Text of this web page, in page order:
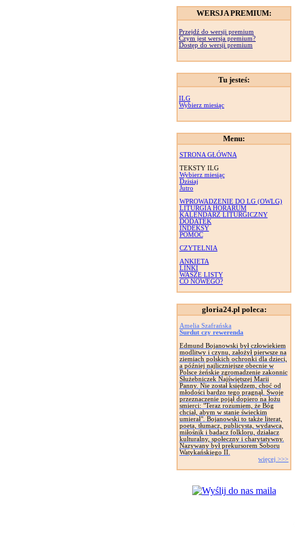
WERSJA PREMIUM:
Przejdź do wersji premium
Czym jest wersja premium?
Dostęp do wersji premium
Tu jesteś:
ILG
Wybierz miesiąc
Menu:
STRONA GŁÓWNA
TEKSTY ILG
Wybierz miesiąc
Dzisiaj
Jutro
WPROWADZENIE DO LG (OWLG)
LITURGIA HORARUM
KALENDARZ LITURGICZNY
DODATEK
INDEKSY
POMOC
CZYTELNIA
ANKIETA
LINKI
WASZE LISTY
CO NOWEGO?
gloria24.pl poleca:
Amelia Szafrańska
Surdut czy rewerenda
Edmund Bojanowski był człowiekiem
modlitwy i czynu, założył pierwsze na
ziemiach polskich ochronki dla dzieci,
a później najliczniejsze obecnie w
Polsce żeńskie zgromadzenie zakonnic
Służebniczek Najświętszej Marii
Panny. Nie został księdzem, choć od
młodości bardzo tego pragnął. Swoje
przeznaczenie pojął dopiero na łożu
smierci: "Teraz rozumiem, że Bóg
chciał, abym w stanie świeckim
umierał". Bojanowski to także literat,
poeta, tłumacz, publicysta, wydawca,
miłośnik i badacz folkloru, działacz
kulturalny, społeczny i charytatywny.
Nazywany był prekursorem Soboru
Watykańskiego II.
więcej >>>